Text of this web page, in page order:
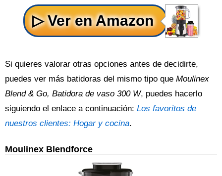
Si quieres valorar otras opciones antes de decidirte,
puedes ver más batidoras del mismo tipo que Moulinex
Blend & Go, Batidora de vaso 300 W, puedes hacerlo
siguiendo el enlace a continuación: Los favoritos de
nuestros clientes: Hogar y cocina.
Moulinex Blendforce